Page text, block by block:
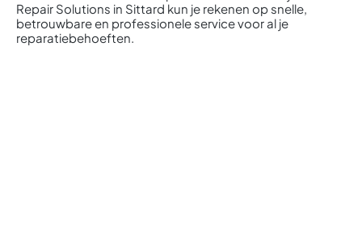
Repair Solutions in Sittard kun je rekenen op snelle,
betrouwbare en professionele service voor al je
reparatiebehoeften.